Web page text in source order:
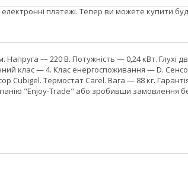
електронні платежі. Тепер ви можете купити
— 220 В. Потужність — 0,24 кВт. Глухі
клас — 4. Клас енергоспоживання — D.
Cubigel. Термостат Carel. Вага — 88 кг.
"Enjoy-Trade" або зробивши замовлення